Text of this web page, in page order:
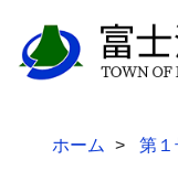
ホーム
第１